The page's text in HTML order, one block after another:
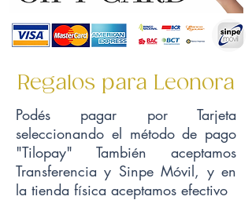
Regalos para Leonora
Podés pagar por Tarjeta
seleccionando el método de pago
"Tilopay" También aceptamos
Transferencia y Sinpe Móvil, y en
la tienda física aceptamos efectivo